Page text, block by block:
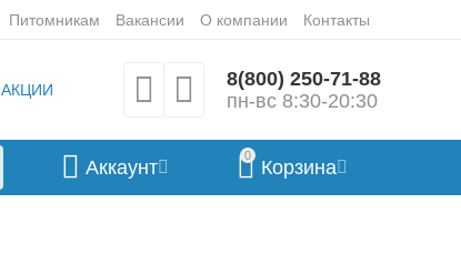
Питомникам Вакансии О компании Контакты
АКЦИИ
8(800) 250-71-88
пн-вс 8:30-20:30
0
Корзина
Аккаунт